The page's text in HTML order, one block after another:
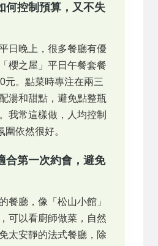
何控制預算，又不失
日晚上，很多餐廳有優
櫻之屋」平日午餐套餐
元。點菜時專注在兩三
湯和甜點，避免點整瓶
我常這樣做，人均控制
依然很好。
合第一次約會，避免
餐廳，像「松山小館」
可以看廚師做菜，自然
太安靜的法式餐廳，除